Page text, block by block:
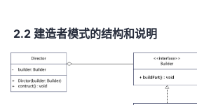
2.2 建造者模式的结构和说明